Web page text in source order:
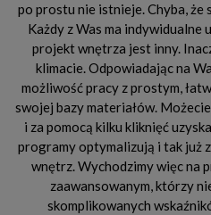
po prostu nie istnieje. Chyba, że
Każdy z Was ma indywidualne
projekt wnętrza jest inny.
klimacie. Odpowiadając na
możliwość pracy z prostym,
swojej bazy materiałów.
i za pomocą kilku kliknięć
programy optymalizują i tak już
wnętrz. Wychodzimy więc na
zaawansowanym, którzy
skomplikowanych